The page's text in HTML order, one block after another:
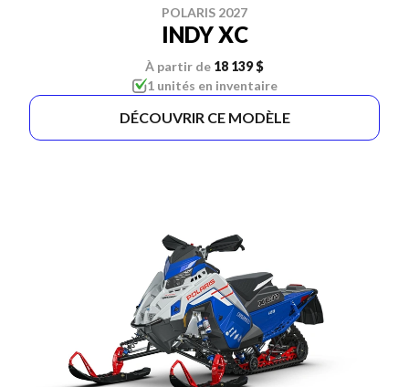
POLARIS 2027
INDY XC
À partir de 18 139 $
1 unités en inventaire
DÉCOUVRIR CE MODÈLE